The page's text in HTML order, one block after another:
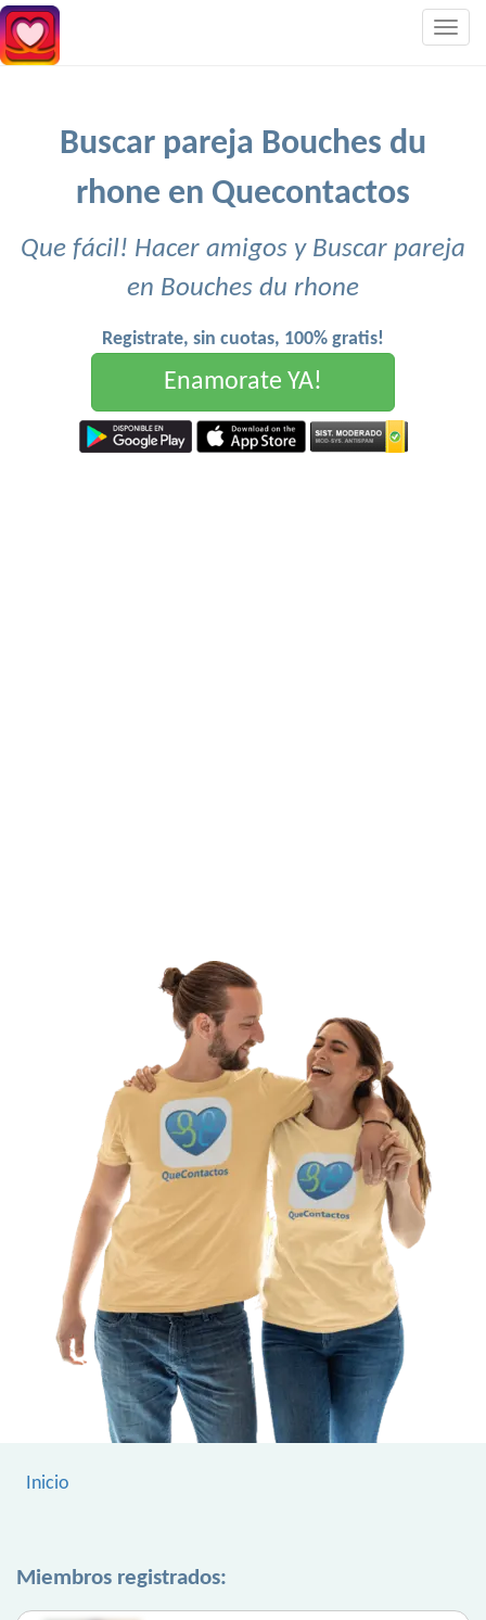
Buscar pareja Bouches du
rhone en Quecontactos
Que fácil! Hacer amigos y Buscar pareja
en Bouches du rhone
Registrate, sin cuotas, 100% gratis!
Enamorate YA!
Inicio
Miembros registrados: